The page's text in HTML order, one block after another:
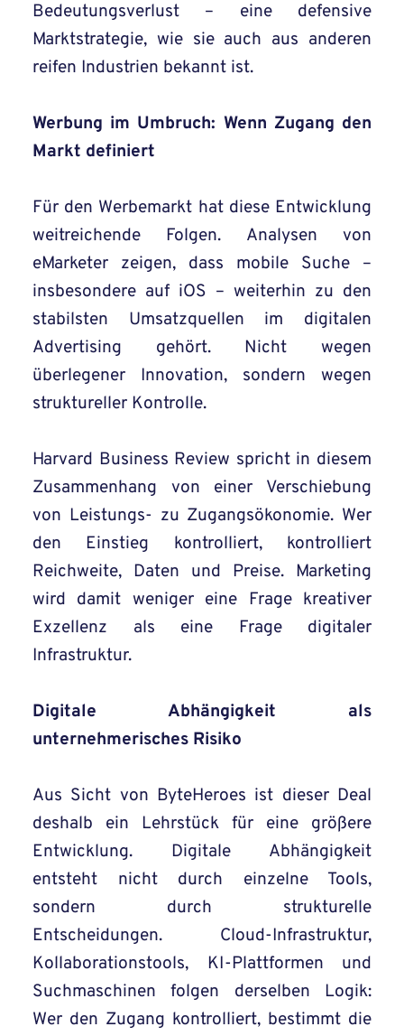
Bedeutungsverlust – eine defensive
Marktstrategie, wie sie auch aus anderen
reifen Industrien bekannt ist.
Werbung im Umbruch: Wenn Zugang den
Markt definiert
Für den Werbemarkt hat diese Entwicklung
weitreichende Folgen. Analysen von
eMarketer zeigen, dass mobile Suche –
insbesondere auf iOS – weiterhin zu den
stabilsten Umsatzquellen im digitalen
Advertising gehört. Nicht wegen
überlegener Innovation, sondern wegen
struktureller Kontrolle.
Harvard Business Review spricht in diesem
Zusammenhang von einer Verschiebung
von Leistungs- zu Zugangsökonomie. Wer
den Einstieg kontrolliert, kontrolliert
Reichweite, Daten und Preise. Marketing
wird damit weniger eine Frage kreativer
Exzellenz als eine Frage digitaler
Infrastruktur.
Digitale Abhängigkeit als
unternehmerisches Risiko
Aus Sicht von ByteHeroes ist dieser Deal
deshalb ein Lehrstück für eine größere
Entwicklung. Digitale Abhängigkeit
entsteht nicht durch einzelne Tools,
sondern durch strukturelle
Entscheidungen. Cloud-Infrastruktur,
Kollaborationstools, KI-Plattformen und
Suchmaschinen folgen derselben Logik:
Wer den Zugang kontrolliert, bestimmt die